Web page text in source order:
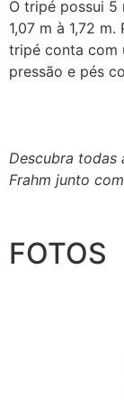
O tripé possui 5
1,07 m à 1,72
tripé conta com
pressão e pés
Descubra todas
Frahm junto
FOTOS